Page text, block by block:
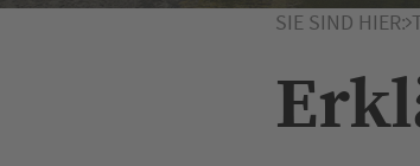
SIE SIND HIER: